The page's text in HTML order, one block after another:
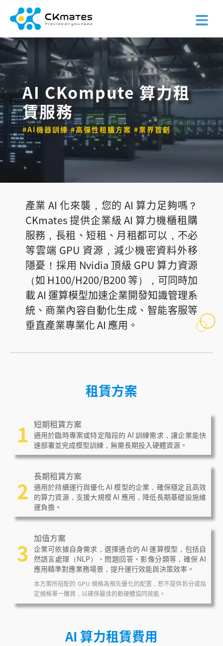
AI CKompute 算力租
賃服務
#AI機器訓練 #高彈性租購方案 #業界首創
產業 AI 化來襲，您的 AI 算力足夠嗎？
CKmates 提供企業級 AI 算力機櫃租購
服務，長租、短租、月租都可以，不必
等雲端 GPU 資源，減少機密資料外移
隱憂！採用 Nvidia 頂級 GPU 算力資源
（如 H100/H200/B200 等），可同時加
載 AI 運算模型加速企業開發知識管理系
統、商業內容自動化生成、智能客服等
垂直產業專業化 AI 應用。
租賃方案
1 短期租賃方案
適用於臨時專案或特定階段的 AI 訓練需求，讓企業能快
速部署並完成模型訓練，無需長期投入硬體資源。
2
長期租賃方案
適用於持續運行與優化 AI 模型的企業，確保穩定且高效
的算力資源，支援大規模 AI 應用，降低長期基礎設施維
運負擔。
3
加值方案
企業可依據自身需求，選擇適合的 AI 運算模型，包括自
然語言處理（NLP）、問題回答、影像分類等，確保 AI
應用精準對應業務場景，提升運行效能與決策效率。
本方案所搭配的 GPU 規格為預先優化的配置，恕不提供拆分或指
定規格單一購買，以確保最佳的軟硬體協同效能。
AI 算力租賃費用